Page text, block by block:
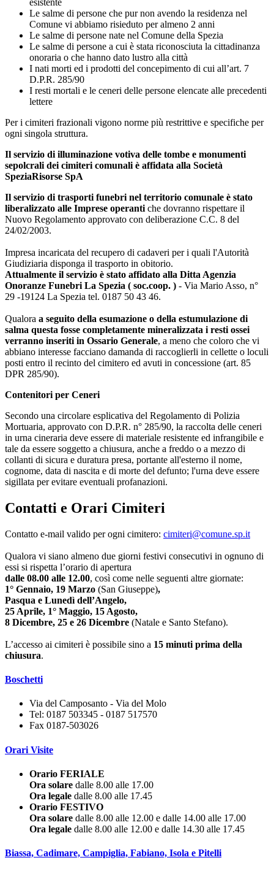
esistente
Le salme di persone che pur non avendo la residenza nel
Comune vi abbiamo risieduto per almeno 2 anni
Le salme di persone nate nel Comune della Spezia
Le salme di persone a cui è stata riconosciuta la cittadinanza
onoraria o che hanno dato lustro alla città
I nati morti ed i prodotti del concepimento di cui all’art. 7
D.P.R. 285/90
I resti mortali e le ceneri delle persone elencate alle precedenti
lettere
Per i cimiteri frazionali vigono norme più restrittive e specifiche per
ogni singola struttura.
Il servizio di illuminazione votiva delle tombe e monumenti
sepolcrali dei cimiteri comunali è affidata alla Società
SpeziaRisorse SpA
Il servizio di trasporti funebri nel territorio comunale è stato
liberalizzato alle Imprese operanti che dovranno rispettare il
Nuovo Regolamento approvato con deliberazione C.C. 8 del
24/02/2003.
Impresa incaricata del recupero di cadaveri per i quali l'Autorità
Giudiziaria disponga il trasporto in obitorio.
Attualmente il servizio è stato affidato alla Ditta Agenzia
Onoranze Funebri La Spezia ( soc.coop. ) - Via Mario Asso, n°
29 -19124 La Spezia tel. 0187 50 43 46.
Qualora a seguito della esumazione o della estumulazione di
salma questa fosse completamente mineralizzata i resti ossei
verranno inseriti in Ossario Generale, a meno che coloro che vi
abbiano interesse facciano damanda di raccoglierli in cellette o loculi
posti entro il recinto del cimitero ed avuti in concessione (art. 85
DPR 285/90).
Contenitori per Ceneri
Secondo una circolare esplicativa del Regolamento di Polizia
Mortuaria, approvato con D.P.R. n° 285/90, la raccolta delle ceneri
in urna cineraria deve essere di materiale resistente ed infrangibile e
tale da essere soggetto a chiusura, anche a freddo o a mezzo di
collanti di sicura e duratura presa, portante all'esterno il nome,
cognome, data di nascita e di morte del defunto; l'urna deve essere
sigillata per evitare eventuali profanazioni.
Contatti e Orari Cimiteri
Contatto e-mail valido per ogni cimitero: cimiteri@comune.sp.it
Qualora vi siano almeno due giorni festivi consecutivi in ognuno di
essi si rispetta l’orario di apertura
dalle 08.00 alle 12.00, così come nelle seguenti altre giornate:
1° Gennaio, 19 Marzo (San Giuseppe),
Pasqua e Lunedì dell’Angelo,
25 Aprile, 1° Maggio, 15 Agosto,
8 Dicembre, 25 e 26 Dicembre (Natale e Santo Stefano).
L’accesso ai cimiteri è possibile sino a 15 minuti prima della
chiusura.
Boschetti
Via del Camposanto - Via del Molo
Tel: 0187 503345 - 0187 517570
Fax 0187-503026
Orari Visite
Orario FERIALE
Ora solare dalle 8.00 alle 17.00
Ora legale dalle 8.00 alle 17.45
Orario FESTIVO
Ora solare dalle 8.00 alle 12.00 e dalle 14.00 alle 17.00
Ora legale dalle 8.00 alle 12.00 e dalle 14.30 alle 17.45
Biassa, Cadimare, Campiglia, Fabiano, Isola e Pitelli